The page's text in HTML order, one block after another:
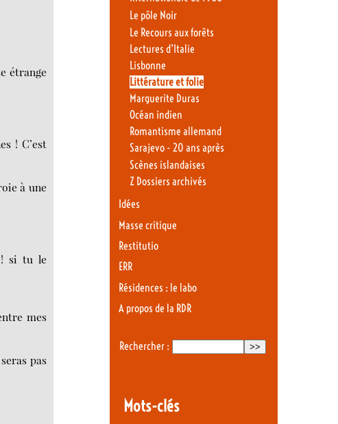
étrange
! C’est
à une
! si tu le
mes
pas
Le pôle Noir
Le Recours aux forêts
Lectures d’Italie
Lisbonne
Littérature et folie
Marguerite Duras
Océan indien
Romantisme allemand
Sarajevo - 20 ans après
Scènes islandaises
Z Dossiers archivés
Idées
Masse critique
Restitutio
ERR
Résidences : le labo
A propos de la RDR
Rechercher :
Mots-clés